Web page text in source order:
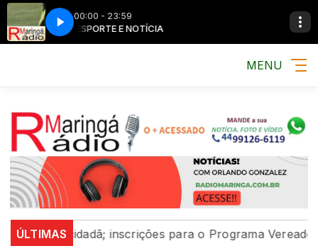
00:00 - 23:59
MÚSICA, ESPORTE E NOTÍCIA MÚSICA, ESPORTE
MENU
ÚLTIMAS
cidadã; inscrições para o Programa Vereador Mirim